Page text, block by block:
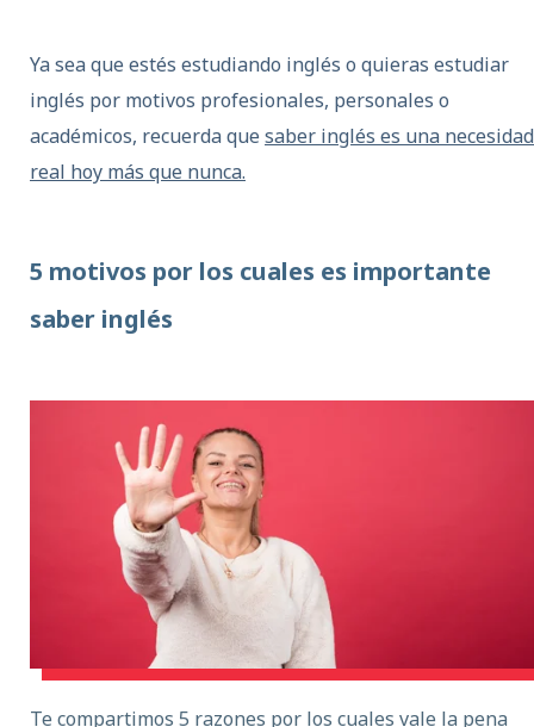
Ya sea que estés estudiando inglés o quieras estudiar
inglés por motivos profesionales, personales o
académicos, recuerda que saber inglés es una necesidad
real hoy más que nunca.
5 motivos por los cuales es importante
saber inglés
Te compartimos 5 razones por los cuales vale la pena